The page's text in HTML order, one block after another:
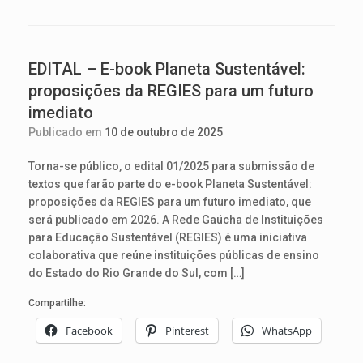
EDITAL – E-book Planeta Sustentável:
proposições da REGIES para um futuro
imediato
Publicado em 10 de outubro de 2025
Torna-se público, o edital 01/2025 para submissão de
textos que farão parte do e-book Planeta Sustentável:
proposições da REGIES para um futuro imediato, que
será publicado em 2026. A Rede Gaúcha de Instituições
para Educação Sustentável (REGIES) é uma iniciativa
colaborativa que reúne instituições públicas de ensino
do Estado do Rio Grande do Sul, com […]
Compartilhe:
Facebook Pinterest WhatsApp